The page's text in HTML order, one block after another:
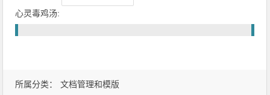
所属分类： 文档管理和模版
心灵毒鸡汤: